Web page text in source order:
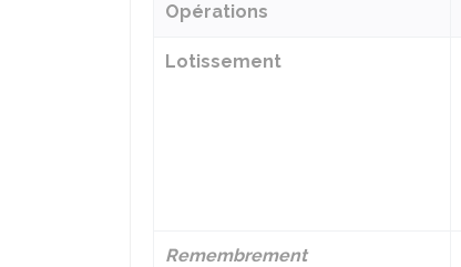
Opérations
Lotissement
Remembrement